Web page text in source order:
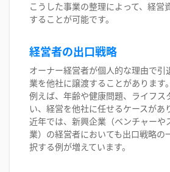
こうした事業の整理によって、経営
することが可能です。
経営者の出口戦略
オーナー経営者が個人的な理由で引
業を他社に譲渡することがあります。
例えば、年齢や健康問題、ライフス
い、経営を他社に任せるケースがあ
近年では、新興企業（ベンチャーや
業）の経営者においても出口戦略の
択する例が増えています。